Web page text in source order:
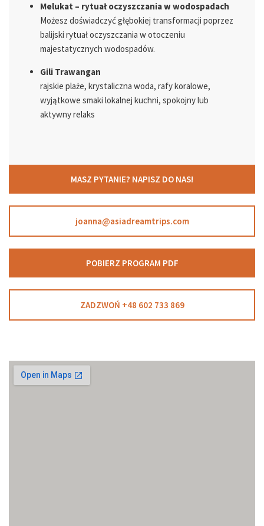
Melukat – rytuał oczyszczania w wodospadach
Możesz doświadczyć głębokiej transformacji poprzez
balijski rytuał oczyszczania w otoczeniu
majestatycznych wodospadów.
Gili Trawangan
rajskie plaże, krystaliczna woda, rafy koralowe,
wyjątkowe smaki lokalnej kuchni, spokojny lub
aktywny relaks
MASZ PYTANIE? NAPISZ DO NAS!
joanna@asiadreamtrips.com
POBIERZ PROGRAM PDF
ZADZWOŃ +48 602 733 869